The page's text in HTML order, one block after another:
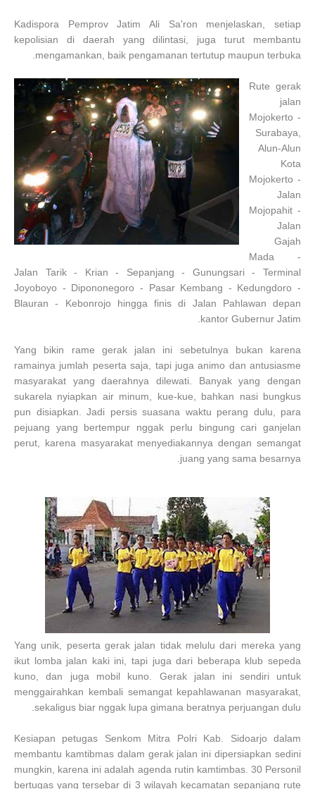
Kadispora Pemprov Jatim Ali Sa'ron menjelaskan, setiap
kepolisian di daerah yang dilintasi, juga turut membantu
mengamankan, baik pengamanan tertutup maupun terbuka.
Rute gerak
jalan
Mojokerto -
Surabaya,
Alun-Alun
Kota
Mojokerto -
Jalan
Mojopahit -
Jalan
Gajah
Mada -
Jalan Tarik - Krian - Sepanjang - Gunungsari - Terminal
Joyoboyo - Dipononegoro - Pasar Kembang - Kedungdoro -
Blauran - Kebonrojo hingga finis di Jalan Pahlawan depan
kantor Gubernur Jatim.
Yang bikin rame gerak jalan ini sebetulnya bukan karena
ramainya jumlah peserta saja, tapi juga animo dan antusiasme
masyarakat yang daerahnya dilewati. Banyak yang dengan
sukarela nyiapkan air minum, kue-kue, bahkan nasi bungkus
pun disiapkan. Jadi persis suasana waktu perang dulu, para
pejuang yang bertempur nggak perlu bingung cari ganjelan
perut, karena masyarakat menyediakannya dengan semangat
juang yang sama besarnya.
Yang unik, peserta gerak jalan tidak melulu dari mereka yang
ikut lomba jalan kaki ini, tapi juga dari beberapa klub sepeda
kuno, dan juga mobil kuno. Gerak jalan ini sendiri untuk
menggairahkan kembali semangat kepahlawanan masyarakat,
sekaligus biar nggak lupa gimana beratnya perjuangan dulu.
Kesiapan petugas Senkom Mitra Polri Kab. Sidoarjo dalam
membantu kamtibmas dalam gerak jalan ini dipersiapkan sedini
mungkin, karena ini adalah agenda rutin kamtimbas. 30 Personil
bertugas yang tersebar di 3 wilayah kecamatan sepanjang rute